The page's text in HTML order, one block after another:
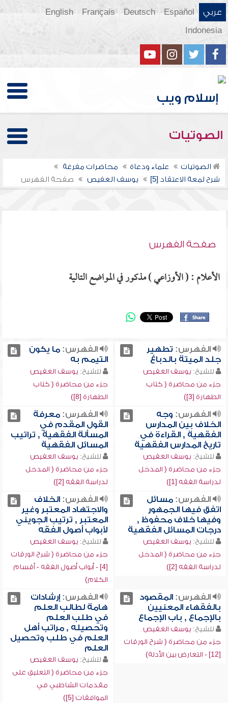
عربي Español
Deutsch
Français
English
Indonesia
الصوتيات
الصوتيات علماء ودعاة
محاضرات مفرغة
شرح لمعة الاعتقاد [5]
يوسف الغفيص صفحة الفهرس
صفحة الفهرس
الأعلام : ( الأوزاعي ) مذكور في المواضع التالية
الفهرس: تطهير
جلد الميتة بالدباغ
للشيخ: يوسف الغفيص
جزء من محاضرة ( كتاب
الطهارة [3])
الفهرس:ما يكون
التيمم به
للشيخ: يوسف الغفيص
جزء من محاضرة ( كتاب
الطهارة [8])
الفهرس: وجه
الخلاف بين المدارس
الفقهية , القراءة في
تاريخ المدارس الفقهية
للشيخ: يوسف الغفيص
جزء من محاضرة ( المدخل
لدراسة الفقه [1])
الفهرس:معرفة
القول المقدم في
المسألة الفقهية , تراتيب
المسائل الفقهية
للشيخ: يوسف الغفيص
جزء من محاضرة ( المدخل
لدراسة الفقه [2])
الفهرس:مسائل
اتفق فيها الجمهور
وفيها خلاف محفوظ ,
درجات المسائل الفقهية
للشيخ: يوسف الغفيص
جزء من محاضرة ( المدخل
لدراسة الفقه [2])
الفهرس:الخلاف
والاجتهاد المعتبر وغير
المعتبر , ترتيب الجويني
لأبواب أصول الفقه
للشيخ: يوسف الغفيص
جزء من محاضرة ( شرح الورقات
[4] - أبواب أصول الفقه - أقسام
الكلام)
الفهرس:المقصود
بالفقهاء المعنيين
بالإجماع , باب الإجماع
للشيخ: يوسف الغفيص
جزء من محاضرة ( شرح الورقات
[12] - التعارض بين الأدلة)
الفهرس:إرشادات
هامة لطالب العلم
في طلب العلم
وتحصيله , مراتب أهل
العلم في طلب وتحصيل
العلم
للشيخ: يوسف الغفيص
جزء من محاضرة ( التعليق على
مقدمات الشاطبي في
الموافقات [5])